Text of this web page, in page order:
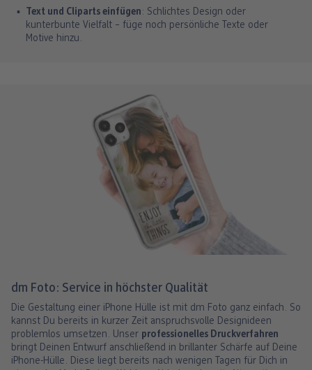
Text und Cliparts einfügen : Schlichtes Design oder
kunterbunte Vielfalt – füge noch persönliche Texte oder
Motive hinzu.
dm Foto: Service in höchster Qualität
Die Gestaltung einer iPhone Hülle ist mit dm Foto ganz einfach. So
kannst Du bereits in kurzer Zeit anspruchsvolle Designideen
problemlos umsetzen. Unser professionelles Druckverfahren
bringt Deinen Entwurf anschließend in brillanter Schärfe auf Deine
iPhone-Hülle. Diese liegt bereits nach wenigen Tagen für Dich in